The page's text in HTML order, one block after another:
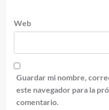
Web
Guardar mi nombre,
este navegador para la
comentario.